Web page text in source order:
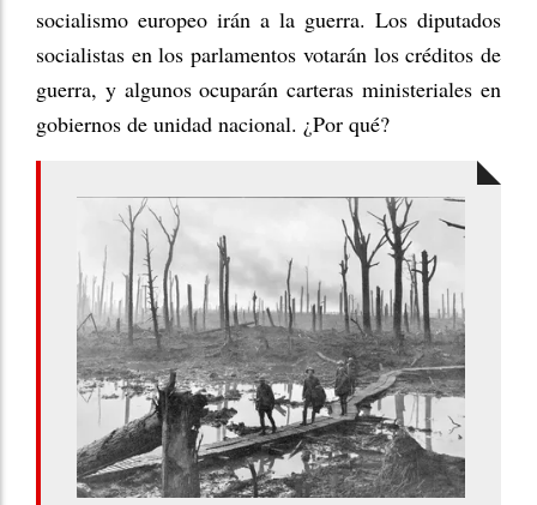
socialismo europeo irán a la guerra. Los diputados
socialistas en los parlamentos votarán los créditos de
guerra, y algunos ocuparán carteras ministeriales en
gobiernos de unidad nacional. ¿Por qué?